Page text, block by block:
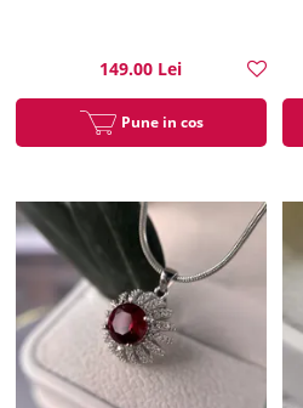
149.00 Lei
Pune in cos